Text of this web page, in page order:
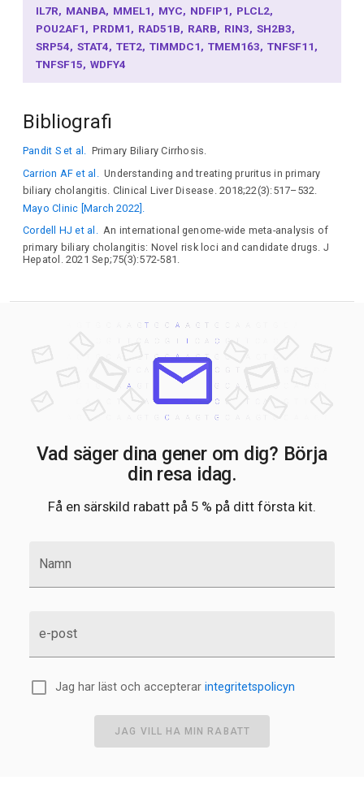
IL7R MANBA MMEL1 MYC NDFIP1 PLCL2
POU2AF1 PRDM1 RAD51B RARB RIN3 SH2B3
SRP54 STAT4 TET2 TIMMDC1 TMEM163 TNFSF11
TNFSF15 WDFY4
Bibliografi
Pandit S et al. Primary Biliary Cirrhosis.
Carrion AF et al.
Understanding and treating pruritus in primary
biliary cholangitis. Clinical Liver Disease. 2018;22(3):517–532.
Mayo Clinic [March 2022].
Cordell HJ et al. An international genome-wide meta-analysis of
primary biliary cholangitis: Novel risk loci and candidate drugs. J
Hepatol. 2021 Sep;75(3):572-581.
Vad säger dina gener om dig? Börja
din resa idag.
Få en särskild rabatt på 5 % på ditt första kit.
Namn
e-post
Jag har läst och accepterar integritetspolicyn
JAG VILL HA MIN RABATT